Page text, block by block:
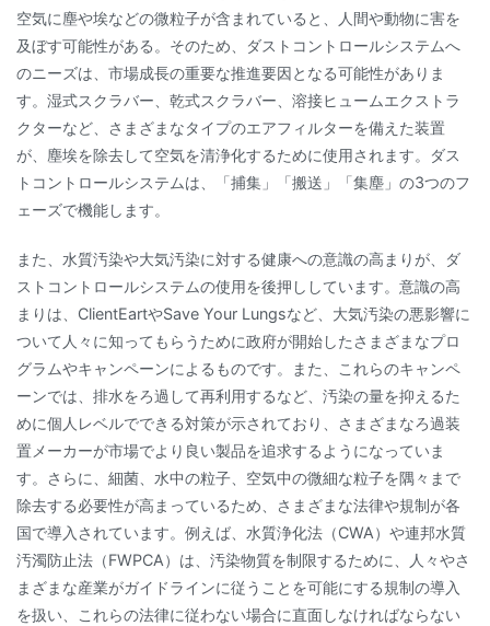
空気に塵や埃などの微粒子が含まれていると、人間や動物に害を
及ぼす可能性がある。そのため、ダストコントロールシステムへ
のニーズは、市場成長の重要な推進要因となる可能性がありま
す。湿式スクラバー、乾式スクラバー、溶接ヒュームエクストラ
クターなど、さまざまなタイプのエアフィルターを備えた装置
が、塵埃を除去して空気を清浄化するために使用されます。ダス
トコントロールシステムは、「捕集」「搬送」「集塵」の3つのフ
ェーズで機能します。
また、水質汚染や大気汚染に対する健康への意識の高まりが、ダ
ストコントロールシステムの使用を後押ししています。意識の高
まりは、ClientEartやSave Your Lungsなど、大気汚染の悪影響に
ついて人々に知ってもらうために政府が開始したさまざまなプロ
グラムやキャンペーンによるものです。また、これらのキャンペ
ーンでは、排水をろ過して再利用するなど、汚染の量を抑えるた
めに個人レベルでできる対策が示されており、さまざまなろ過装
置メーカーが市場でより良い製品を追求するようになっていま
す。さらに、細菌、水中の粒子、空気中の微細な粒子を隅々まで
除去する必要性が高まっているため、さまざまな法律や規制が各
国で導入されています。例えば、水質浄化法（CWA）や連邦水質
汚濁防止法（FWPCA）は、汚染物質を制限するために、人々やさ
まざまな産業がガイドラインに従うことを可能にする規制の導入
を扱い、これらの法律に従わない場合に直面しなければならない